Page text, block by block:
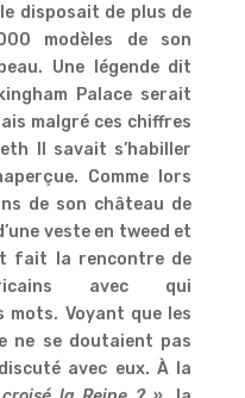
disposait de plus de
modèles de son
Une légende dit
Palace serait
malgré ces chiffres
II savait s’habiller
Comme lors
de son château de
veste en tweed et
fait la rencontre de
avec qui
mots. Voyant que les
ne se doutaient pas
avec eux. À la